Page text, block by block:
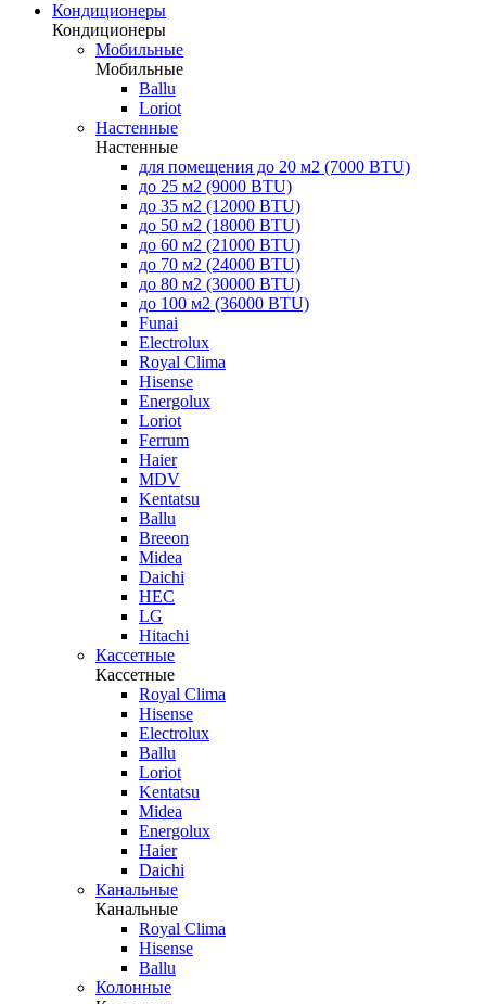
Кондиционеры
Кондиционеры
Мобильные
Мобильные
Ballu
Loriot
Настенные
Настенные
для помещения до 20 м2 (7000 BTU)
до 25 м2 (9000 BTU)
до 35 м2 (12000 BTU)
до 50 м2 (18000 BTU)
до 60 м2 (21000 BTU)
до 70 м2 (24000 BTU)
до 80 м2 (30000 BTU)
до 100 м2 (36000 BTU)
Funai
Electrolux
Royal Clima
Hisense
Energolux
Loriot
Ferrum
Haier
MDV
Kentatsu
Ballu
Breeon
Midea
Daichi
HEC
LG
Hitachi
Кассетные
Кассетные
Royal Clima
Hisense
Electrolux
Ballu
Loriot
Kentatsu
Midea
Energolux
Haier
Daichi
Канальные
Канальные
Royal Clima
Hisense
Ballu
Колонные